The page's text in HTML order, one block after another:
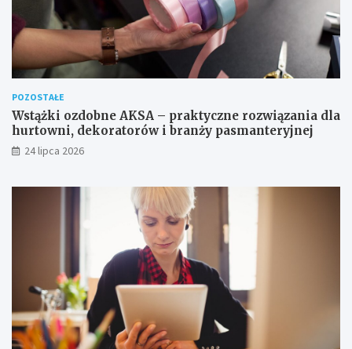
POZOSTAŁE
Wstążki ozdobne AKSA – praktyczne rozwiązania dla
hurtowni, dekoratorów i branży pasmanteryjnej
24 lipca 2026